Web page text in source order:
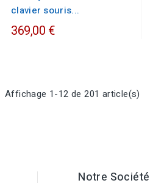
clavier souris...
369,00 €
Affichage 1-12 de 201 article(s)
Notre Société